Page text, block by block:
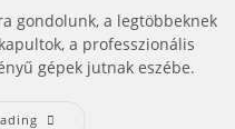
gondolunk, a legtöbbeknek
a professzionális
gépek jutnak eszébe.